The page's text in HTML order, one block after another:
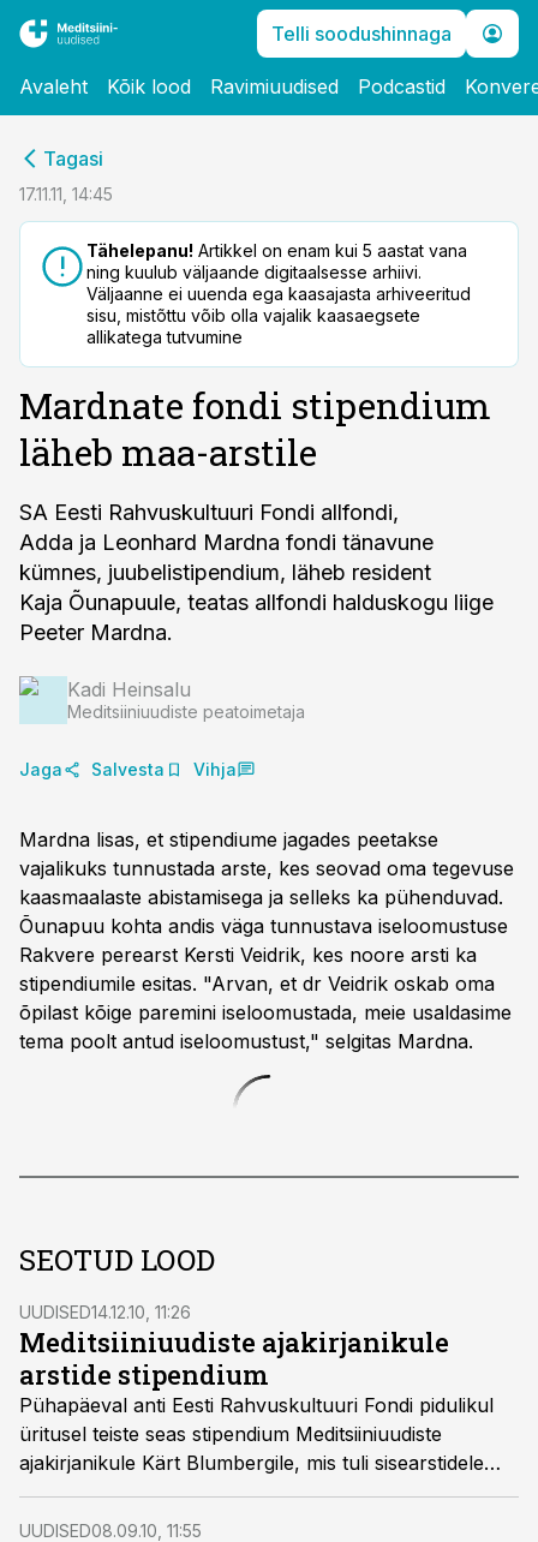
Telli soodushinnaga
Avaleht Kõik lood Ravimiuudised Podcastid
Tagasi
17.11.11, 14:45
Tähelepanu! Artikkel on enam kui 5 aastat vana
ning kuulub väljaande digitaalsesse arhiivi.
Väljaanne ei uuenda ega kaasajasta arhiveeritud
sisu, mistõttu võib olla vajalik kaasaegsete
allikatega tutvumine
Mardnate fondi stipendium
läheb maa-arstile
SA Eesti Rahvuskultuuri Fondi allfondi,
Adda ja Leonhard Mardna fondi tänavune
kümnes, juubelistipendium, läheb resident
Kaja Õunapuule, teatas allfondi halduskogu liige
Peeter Mardna.
Kadi Heinsalu
Meditsiiniuudiste peatoimetaja
Jaga Salvesta Vihja
Mardna lisas, et stipendiume jagades peetakse
vajalikuks tunnustada arste, kes seovad oma tegevuse
kaasmaalaste abistamisega ja selleks ka pühenduvad.
Õunapuu kohta andis väga tunnustava iseloomustuse
Rakvere perearst Kersti Veidrik, kes noore arsti ka
stipendiumile esitas. "Arvan, et dr Veidrik oskab oma
õpilast kõige paremini iseloomustada, meie usaldasime
tema poolt antud iseloomustust," selgitas Mardna.
SEOTUD LOOD
UUDISED14.12.10, 11:26
Meditsiiniuudiste ajakirjanikule
arstide stipendium
Pühapäeval anti Eesti Rahvuskultuuri Fondi pidulikul
üritusel teiste seas stipendium Meditsiiniuudiste
ajakirjanikule Kärt Blumbergile, mis tuli sisearstidele
mõeldud doktor Mardnate allfondist.
UUDISED08.09.10, 11:55